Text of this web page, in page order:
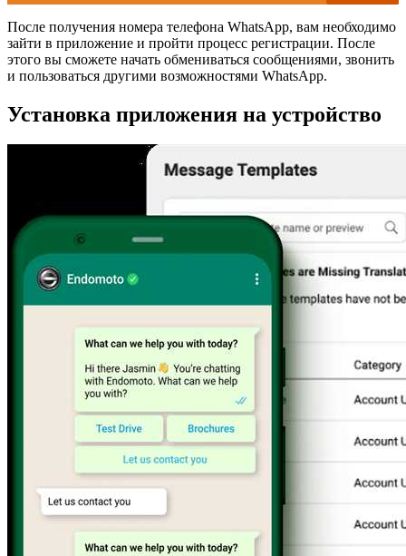
После получения номера телефона WhatsApp, вам необходимо
зайти в приложение и пройти процесс регистрации. После
этого вы сможете начать обмениваться сообщениями, звонить
и пользоваться другими возможностями WhatsApp.
Установка приложения на устройство